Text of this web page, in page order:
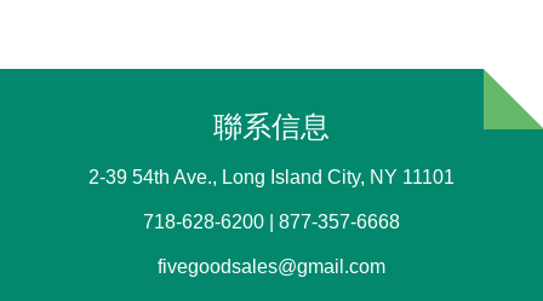
聯系信息
2-39 54th Ave., Long Island City, NY 11101
718-628-6200 | 877-357-6668
fivegoodsales@gmail.com